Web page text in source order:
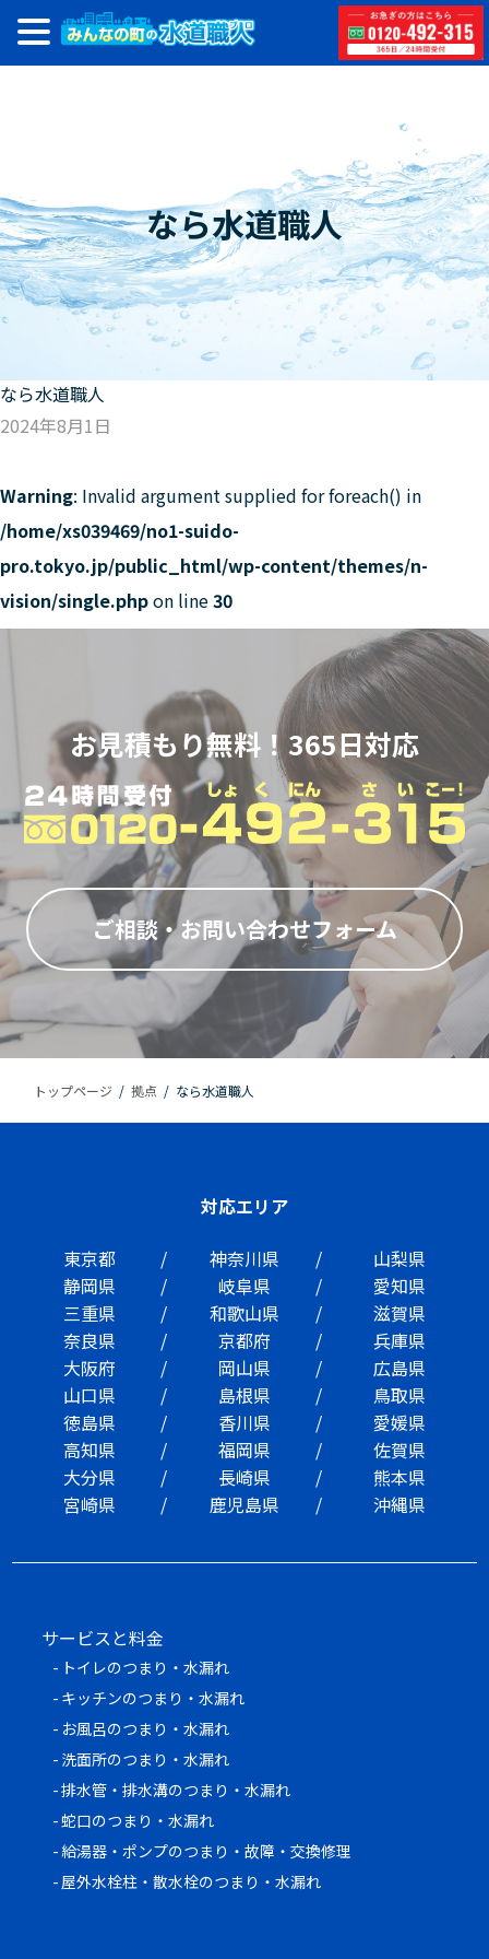
なら水道職人
なら水道職人
2024年8月1日
Warning: Invalid argument supplied for foreach() in
/home/xs039469/no1-suido-
pro.tokyo.jp/public_html/wp-content/themes/n-
vision/single.phpon line30
お見積もり無料！365日対応
ご相談・お問い合わせフォーム
トップページ /拠点 / なら水道職人
対応エリア
東京都
神奈川県
山梨県
静岡県
岐阜県
愛知県
三重県
和歌山県
滋賀県
奈良県
京都府
兵庫県
大阪府
岡山県
広島県
山口県
島根県
鳥取県
徳島県
香川県
愛媛県
高知県
福岡県
佐賀県
大分県
長崎県
熊本県
宮崎県
鹿児島県 沖縄県
サービスと料金
トイレのつまり・水漏れ
キッチンのつまり・水漏れ
お風呂のつまり・水漏れ
洗面所のつまり・水漏れ
排水管・排水溝のつまり・水漏れ
蛇口のつまり・水漏れ
給湯器・ポンプのつまり・故障・交換修理
屋外水栓柱・散水栓のつまり・水漏れ